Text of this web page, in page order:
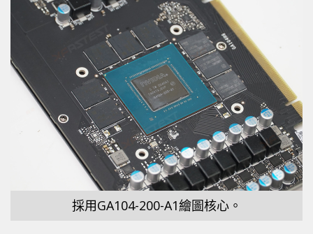
採用GA104-200-A1繪圖核心。